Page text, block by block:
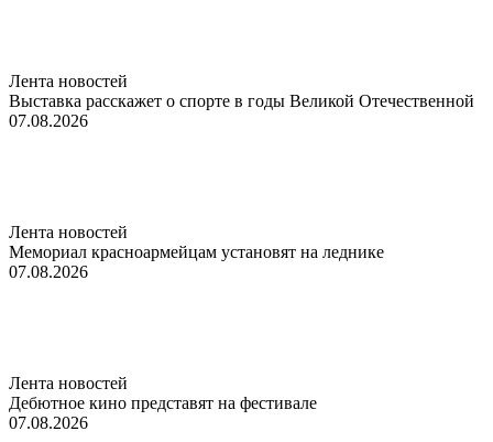
Лента новостей
Выставка расскажет о спорте в годы Великой Отечественной
07.08.2026
Лента новостей
Мемориал красноармейцам установят на леднике
07.08.2026
Лента новостей
Дебютное кино представят на фестивале
07.08.2026